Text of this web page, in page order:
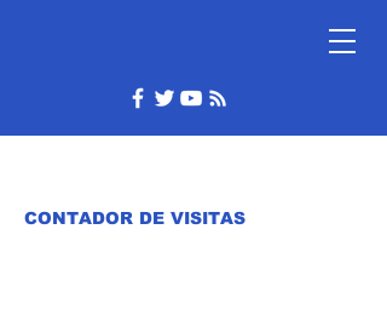
CONTADOR DE VISITAS